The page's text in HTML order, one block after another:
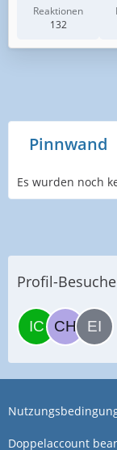
Reaktionen
132
Pinnwand
Es wurden noch
Profil-
Doppelaccount